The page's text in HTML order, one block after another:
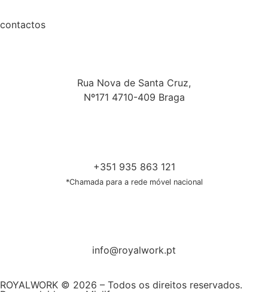
contactos
Rua Nova de Santa Cruz,
Nº171 4710-409 Braga
+351 935 863 121
*Chamada para a rede móvel nacional
info@royalwork.pt
ROYALWORK © 2026 – Todos os direitos reservados.